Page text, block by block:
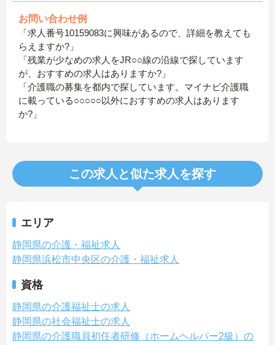
お問い合わせ例
「求人番号10159083に興味があるので、詳細を教えても
らえますか?」
「残業が少なめの求人をJR○○線の沿線で探しています
が、おすすめの求人はありますか?」
「介護職の募集を都内で探しています。マイナビ介護職
に載っている○○○○○以外におすすめの求人はあります
か?」
この求人と似た求人を探す
エリア
静岡県の介護・福祉求人
静岡県浜松市中央区の介護・福祉求人
資格
静岡県の介護福祉士の求人
静岡県の社会福祉士の求人
静岡県の介護職員初任者研修（ホームヘルパー2級）の